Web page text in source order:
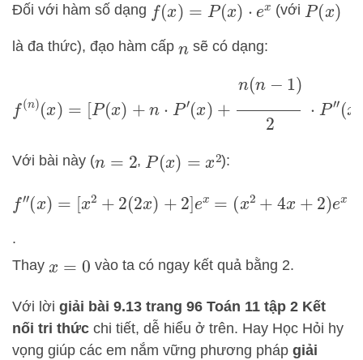
Đối với hàm số dạng f(x)= P( x)⋅ex (với P(x)
là đa thức), đạo hàm cấp n sẽ có dạng:
2⋅P″ (x +…
Với bài này (n=2 , P(x)=x2 ):
f″(x)= [x2 +2 (2x)+2]e x=(x2+4 x+2 )ex
.
Thay x=0 vào ta có ngay kết quả bằng 2.
Với lời giải bài 9.13 trang 96 Toán 11 tập 2 Kết
nối tri thức chi tiết, dễ hiểu ở trên. Hay Học Hỏi hy
vọng giúp các em nắm vững phương pháp giải